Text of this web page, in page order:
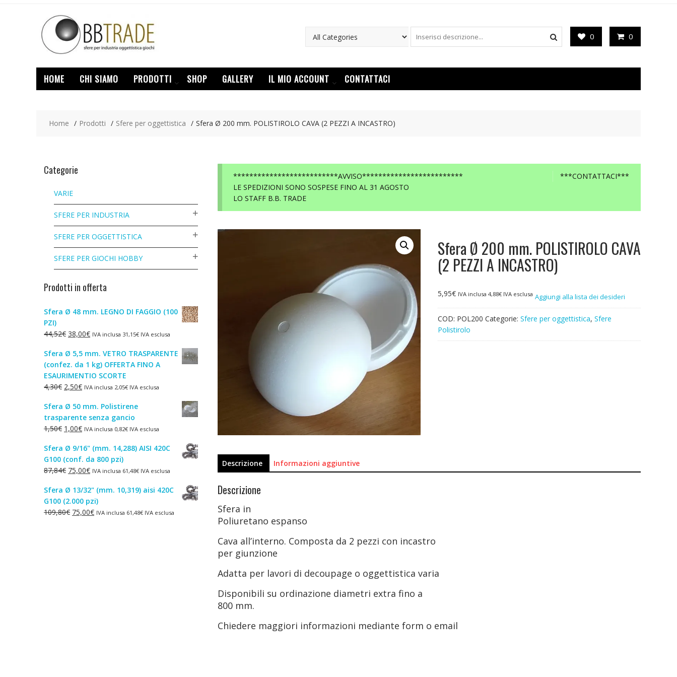
0 0
HOME CHI SIAMO PRODOTTI SHOP GALLERY IL MIO ACCOUNT CONTATTACI
Home Prodotti Sfere per oggettistica Sfera Ø 200 mm. POLISTIROLO CAVA (2 PEZZI A INCASTRO)
***CONTATTACI***
**************************AVVISO*************************
LE SPEDIZIONI SONO SOSPESE FINO AL 31 AGOSTO
LO STAFF B.B. TRADE
Sfera Ø 200 mm. POLISTIROLO CAVA
(2 PEZZI A INCASTRO)
5,95€ IVA inclusa 4,88€IVA esclusa Aggiungi alla lista dei desideri
COD: POL200 Categorie: Sfere per oggettistica, Sfere
Polistirolo
Descrizione Informazioni aggiuntive
Descrizione
Sfera in
Poliuretano espanso
Cava all’interno. Composta da 2 pezzi con incastro
per giunzione
Adatta per lavori di decoupage o oggettistica varia
Disponibili su ordinazione diametri extra fino a
800 mm.
Chiedere maggiori informazioni mediante form o email
Categorie
VARIE
SFERE PER INDUSTRIA
SFERE PER OGGETTISTICA
SFERE PER GIOCHI HOBBY
Prodotti in offerta
Sfera Ø 48 mm. LEGNO DI FAGGIO (100
PZI)
44,52€ Il
originale
era:
44,52€.
38,00€Il
attuale
è:
38,00€.
IVA inclusa 31,15€ IVA esclusa
Sfera Ø 5,5 mm. VETRO TRASPARENTE
(confez. da 1 kg) OFFERTA FINO A
ESAURIMENTIO SCORTE
4,30€ Il
originale
era:
4,30€.
2,50€Il
attuale
è:
2,50€.
IVA inclusa 2,05€ IVA esclusa
Sfera Ø 50 mm. Polistirene
trasparente senza gancio
1,50€ Il
originale
era:
1,50€.
1,00€Il
attuale
è:
1,00€.
IVA inclusa 0,82€ IVA esclusa
Sfera Ø 9/16" (mm. 14,288) AISI 420C
G100 (conf. da 800 pzi)
87,84€ Il
originale
era:
87,84€.
75,00€Il
attuale
è:
75,00€.
IVA inclusa 61,48€ IVA esclusa
Sfera Ø 13/32" (mm. 10,319) aisi 420C
G100 (2.000 pzi)
109,80€ Il
75,00€IlIVA inclusa 61,48€ IVA esclusa